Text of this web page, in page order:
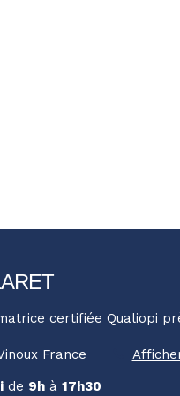
certifiée Qualiopi
France
de 9h à 17h30